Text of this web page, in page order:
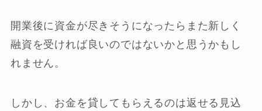
開業後に資金が尽きそうになったらまた新しく
融資を受ければ良いのではないかと思うかもし
れません。
しかし、お金を貸してもらえるのは返せる見込